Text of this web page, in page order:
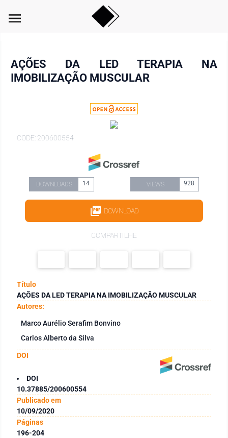
menu
AÇÕES DA LED TERAPIA NA
IMOBILIZAÇÃO MUSCULAR
CODE: 200600554
DOWNLOADS 14 VIEWS 928
DOWNLOAD
COMPARTILHE
Título
AÇÕES DA LED TERAPIA NA IMOBILIZAÇÃO MUSCULAR
Autores:
Marco Aurélio Serafim Bonvino
Carlos Alberto da Silva
DOI
DOI
10.37885/200600554
Publicado em
10/09/2020
Páginas
196-204